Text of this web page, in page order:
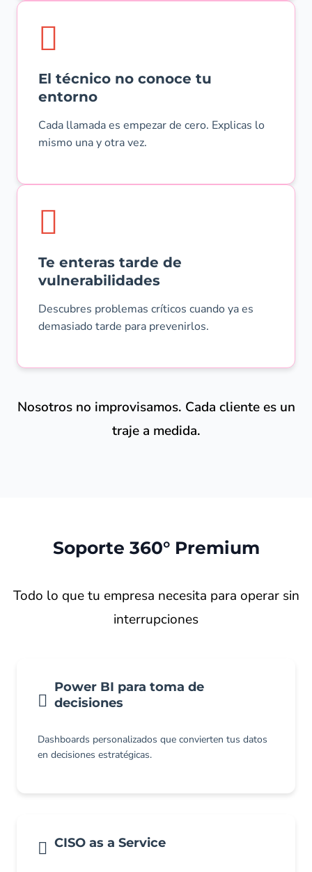
El técnico no conoce tu
entorno
Cada llamada es empezar de cero. Explicas lo
mismo una y otra vez.
Te enteras tarde de
vulnerabilidades
Descubres problemas críticos cuando ya es
demasiado tarde para prevenirlos.
Nosotros no improvisamos. Cada cliente es un
traje a medida.
Soporte 360° Premium
Todo lo que tu empresa necesita para operar sin
interrupciones
Power BI para toma de
decisiones
Dashboards personalizados que convierten tus datos
en decisiones estratégicas.
CISO as a Service